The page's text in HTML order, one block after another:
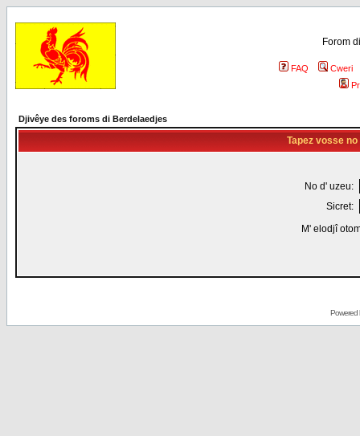
Forom
FAQ
Cweri
Djivêye des foroms di Berdelaedjes
Tapez vosse
No d' uzeu:
Sicret:
M' elodjî
Powered